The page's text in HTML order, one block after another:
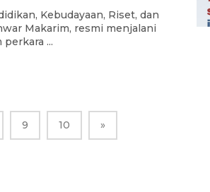
Kebudayaan, Riset, dan
Makarim, resmi menjalani
...
9 10 »